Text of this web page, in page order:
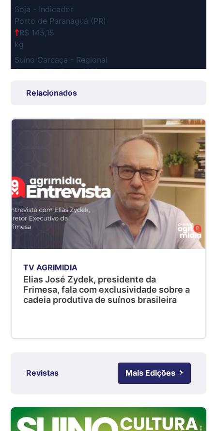
Soja - Indicador
Porto de Paranaguá (PR)
R$ 145,15
kg
Suíno Carcaça - Regional
Grande São Paulo (SP)
SP
R$ 5,04
kg
Suíno - Estadual
PR
SC
R$ 4,48
kg
Grande São Paulo (SP)
Ovo Branco - Regional
Branco
Relacionados
TV AGRIMIDIA
Elias José Zydek, presidente da
Frimesa, fala com exclusividade sobre a
cadeia produtiva de suínos brasileira
Revistas Mais Edições